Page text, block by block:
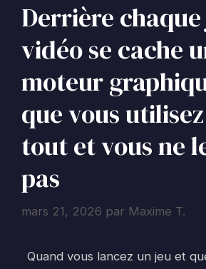
Derrière
vidéo se cache
moteur
que vous
tout et vous ne
pas
mars 21, 2026 par Maxime T.
Quand vous lancez un jeu et